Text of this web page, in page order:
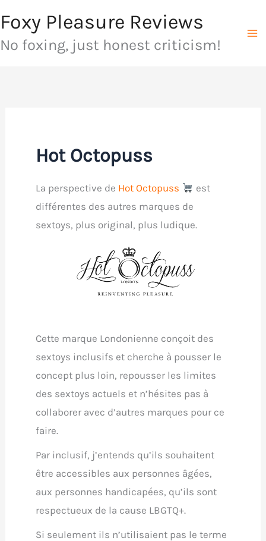
au
contenu
Foxy Pleasure Reviews
No foxing, just honest criticism!
Hot Octopuss
La perspective de Hot Octopuss
est
différentes des autres marques de
sextoys, plus original, plus ludique.
Cette marque Londonienne conçoit des
sextoys inclusifs et cherche à pousser le
concept plus loin, repousser les limites
des sextoys actuels et n’hésites pas à
collaborer avec d’autres marques pour ce
faire.
Par inclusif, j’entends qu’ils souhaitent
être accessibles aux personnes âgées,
aux personnes handicapées, qu’ils sont
respectueux de la cause LBGTQ+.
Si seulement ils n’utilisaient pas le terme